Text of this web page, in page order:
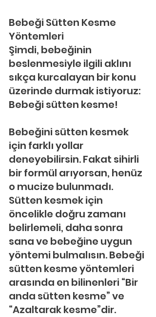
Bebeği Sütten Kesme
Yöntemleri
Şimdi, bebeğinin
beslenmesiyle ilgili aklını
sıkça kurcalayan bir konu
üzerinde durmak istiyoruz:
Bebeği sütten kesme!
Bebeğini sütten kesmek
için farklı yollar
deneyebilirsin. Fakat sihirli
bir formül arıyorsan, henüz
o mucize bulunmadı.
Sütten kesmek için
öncelikle doğru zamanı
belirlemeli, daha sonra
sana ve bebeğine uygun
yöntemi bulmalısın. Bebeği
sütten kesme yöntemleri
arasında en bilinenleri “Bir
anda sütten kesme” ve
“Azaltarak kesme”dir.